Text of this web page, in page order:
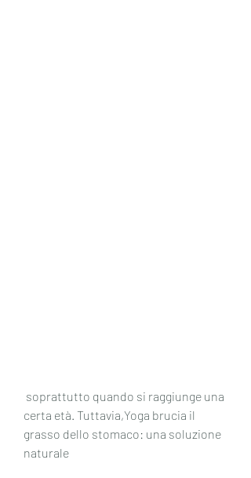
certa età. Tuttavia,Yoga brucia il
grasso dello stomaco: una soluzione
naturale